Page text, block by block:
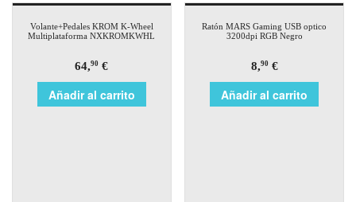
Volante+Pedales KROM K-Wheel
Multiplataforma NXKROMKWHL
64,90 €
Añadir al carrito
Ratón MARS Gaming USB optico
3200dpi RGB Negro
8,90€
Añadir al carrito